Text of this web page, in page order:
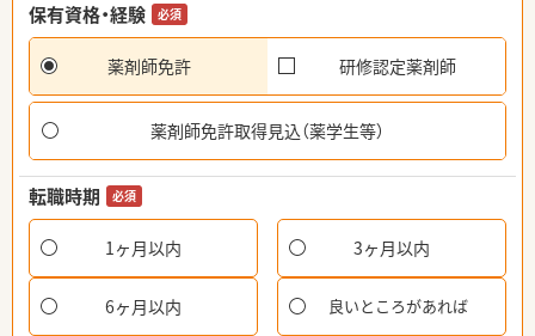
保有資格・経験
必須
薬剤師免許 研修認定薬剤師
薬剤師免許取得見込（薬学生等）
転職時期 必須
1ヶ月以内 3ヶ月以内
6ヶ月以内 良いところがあれば